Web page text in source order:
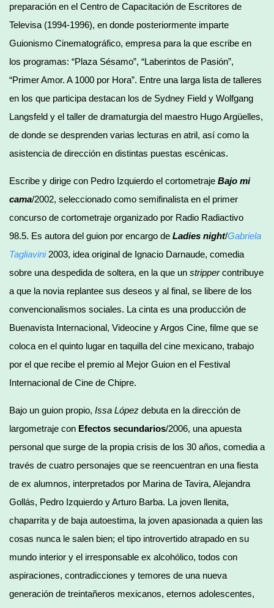
preparación en el Centro de Capacitación de Escritores de
Televisa (1994-1996), en donde posteriormente imparte
Guionismo Cinematográfico, empresa para la que escribe en
los programas: “Plaza Sésamo”, “Laberintos de Pasión”,
“Primer Amor. A 1000 por Hora”. Entre una larga lista de talleres
en los que participa destacan los de Sydney Field y Wolfgang
Langsfeld y el taller de dramaturgia del maestro Hugo Argüelles,
de donde se desprenden varias lecturas en atril, así como la
asistencia de dirección en distintas puestas escénicas.
Escribe y dirige con Pedro Izquierdo el cortometraje Bajo mi
cama/2002, seleccionado como semifinalista en el primer
concurso de cortometraje organizado por Radio Radiactivo
98.5. Es autora del guion por encargo de Ladies night/Gabriela
Tagliavini2003, idea original de Ignacio Darnaude, comedia
sobre una despedida de soltera, en la que un strippercontribuye
a que la novia replantee sus deseos y al final, se libere de los
convencionalismos sociales. La cinta es una producción de
Buenavista Internacional, Videocine y Argos Cine, filme que se
coloca en el quinto lugar en taquilla del cine mexicano, trabajo
por el que recibe el premio al Mejor Guion en el Festival
Internacional de Cine de Chipre.
Bajo un guion propio, Issa López debuta en la dirección de
largometraje con Efectos secundarios/2006, una apuesta
personal que surge de la propia crisis de los 30 años, comedia a
través de cuatro personajes que se reencuentran en una fiesta
de ex alumnos, interpretados por Marina de Tavira, Alejandra
Gollás, Pedro Izquierdo y Arturo Barba. La joven llenita,
chaparrita y de baja autoestima, la joven apasionada a quien las
cosas nunca le salen bien; el tipo introvertido atrapado en su
mundo interior y el irresponsable ex alcohólico, todos con
aspiraciones, contradicciones y temores de una nueva
generación de treintañeros mexicanos, eternos adolescentes,